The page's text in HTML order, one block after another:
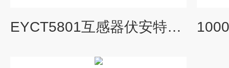
EYCT5801互感器伏安特性测试仪